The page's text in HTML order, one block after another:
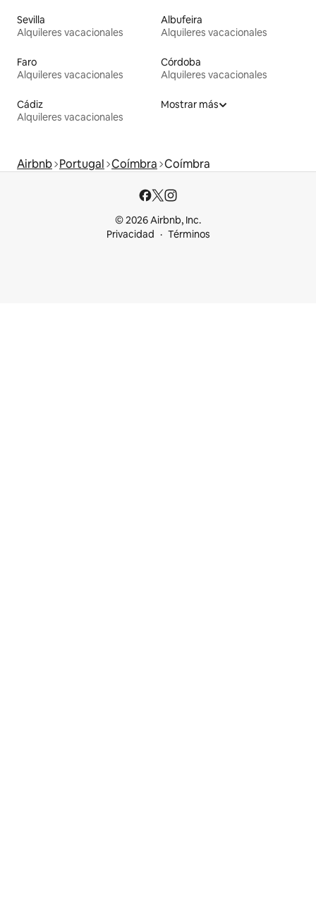
Sevilla
Alquileres vacacionales
Albufeira
Alquileres vacacionales
Faro
Alquileres vacacionales
Córdoba
Alquileres vacacionales
Cádiz
Alquileres vacacionales
Mostrar más
Airbnb Portugal Coímbra Coímbra
© 2026 Airbnb, Inc.
Privacidad
Términos